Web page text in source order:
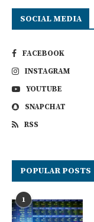
SOCIAL MEDIA
FACEBOOK
INSTAGRAM
YOUTUBE
SNAPCHAT
RSS
POPULAR POSTS
1